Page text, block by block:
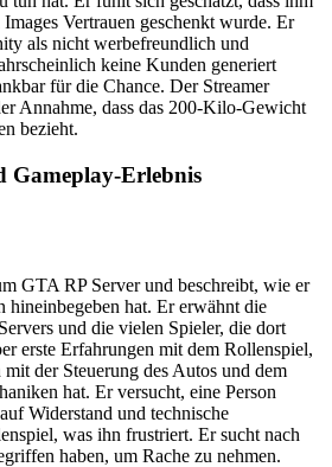
Vertrauen geschenkt wurde. Er
als nicht werbefreundlich und
keine Kunden generiert
für die Chance. Der Streamer
Annahme, dass das 200-Kilo-Gewicht
bezieht.
Gameplay-Erlebnis
GTA RP Server und beschreibt, wie er
hineinbegeben hat. Er erwähnt die
und die vielen Spieler, die dort
erste Erfahrungen mit dem Rollenspiel,
der Steuerung des Autos und dem
hat. Er versucht, eine Person
Widerstand und technische
was ihn frustriert. Er sucht nach
haben, um Rache zu nehmen.